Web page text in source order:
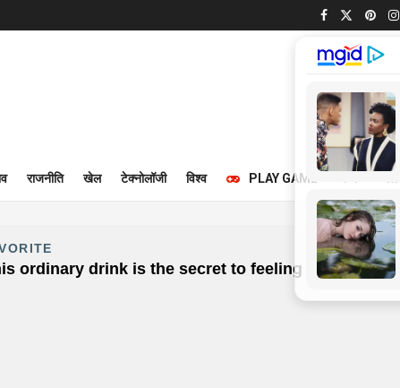
राजनीति खेल टेक्नोलॉजी विश्व PLAY GAME
250